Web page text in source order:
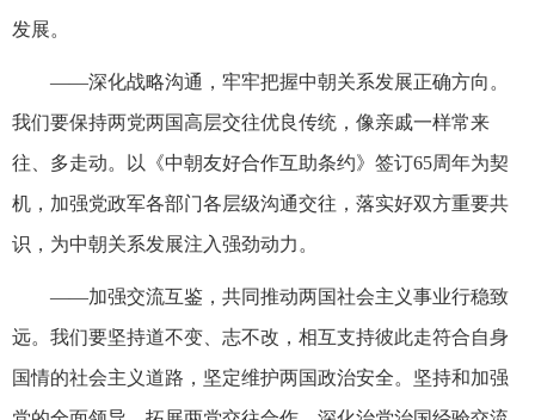
发展。
——深化战略沟通，牢牢把握中朝关系发展正确方向。
我们要保持两党两国高层交往优良传统，像亲戚一样常来
往、多走动。以《中朝友好合作互助条约》签订65周年为契
机，加强党政军各部门各层级沟通交往，落实好双方重要共
识，为中朝关系发展注入强劲动力。
——加强交流互鉴，共同推动两国社会主义事业行稳致
远。我们要坚持道不变、志不改，相互支持彼此走符合自身
国情的社会主义道路，坚定维护两国政治安全。坚持和加强